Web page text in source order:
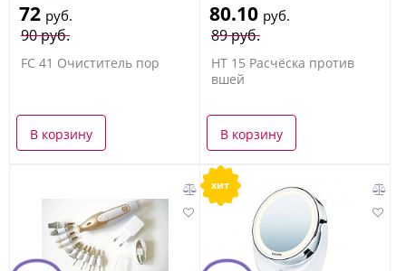
90 руб.
72 руб.
FC 41 Очиститель пор
В корзину
89 руб.
80.10 руб.
HT 15 Расчёска против
вшей
В корзину
хит